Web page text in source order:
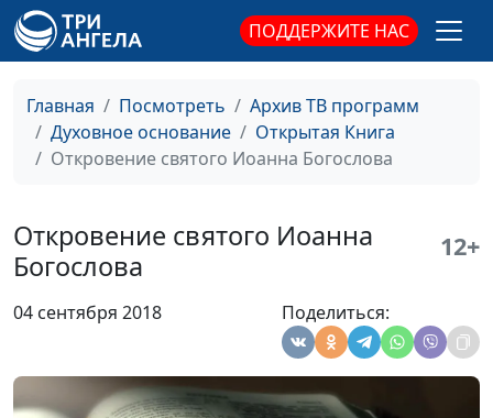
ПОДДЕРЖИТЕ НАС
Главная Посмотреть
Архив ТВ программ
Духовное основание
Открытая Книга
Откровение святого Иоанна Богослова
Откровение святого Иоанна
Богослова
12+
04 сентября 2018 Поделиться:
богословия
Армен Матевосян,
священнослужитель,
доктор практического
Противление Богу и его
последствия
Юлия Синицына,
доктор практического
богословия
Божье отношение к
разводам
Юлия Синицына,
Армен Матевосян,